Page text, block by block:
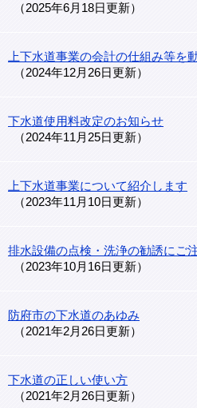
2025年6月18日更新
上下水道事業の会計の仕組み等を
2024年12月26日更新
下水道使用料改定のお知らせ
2024年11月25日更新
上下水道事業について紹介します
2023年11月10日更新
排水設備の点検・洗浄の勧誘にご
2023年10月16日更新
防府市の下水道のあゆみ
2021年2月26日更新
下水道の正しい使い方
2021年2月26日更新